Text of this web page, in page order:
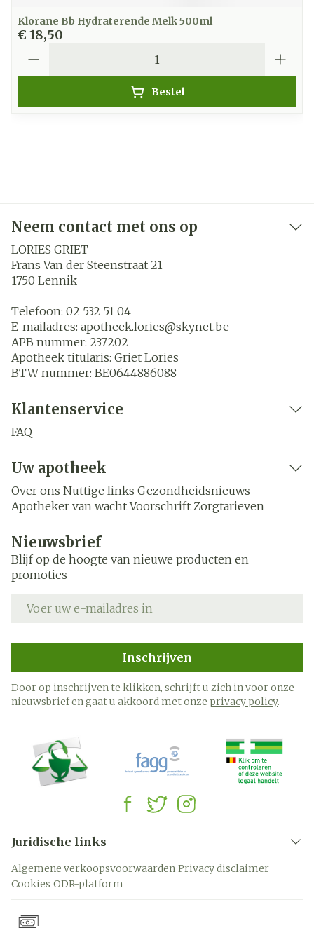
Klorane Bb Hydraterende Melk 500ml
€ 18,50
Bestel
Neem contact met ons op
LORIES GRIET
Frans Van der Steenstraat 21
1750 Lennik
Telefoon: 02 532 51 04
E-mailadres: apotheek.lories@skynet.be
APB nummer: 237202
Apotheek titularis: Griet Lories
BTW nummer: BE0644886088
Klantenservice
FAQ
Uw apotheek
Over ons Nuttige links Gezondheidsnieuws
Apotheker van wacht Voorschrift Zorgtarieven
Nieuwsbrief
Blijf op de hoogte van nieuwe producten en
promoties
Inschrijven
Door op inschrijven te klikken, schrijft u zich in voor onze
nieuwsbrief en gaat u akkoord met onze privacy policy.
Juridische links
Algemene verkoopsvoorwaarden Privacy disclaimer
Cookies ODR-platform